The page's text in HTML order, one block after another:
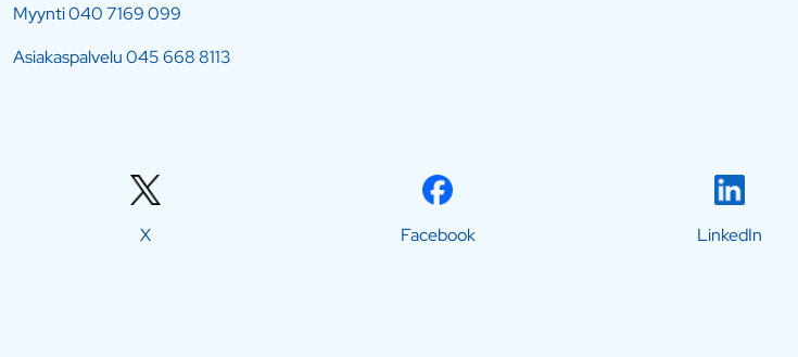
Myynti040 7169 099
Asiakaspalvelu045 668 8113
X Facebook LinkedIn